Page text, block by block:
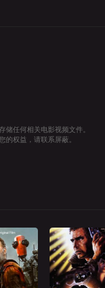
任何相关电影视频文件。
权益，请联系屏蔽。